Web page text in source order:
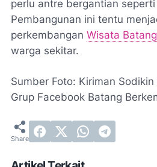
perlu antre bergantian
Pembangunan ini tentu
perkembangan Wisata Batang
warga sekitar.
Sumber Foto: Kiriman
Grup Facebook Batang